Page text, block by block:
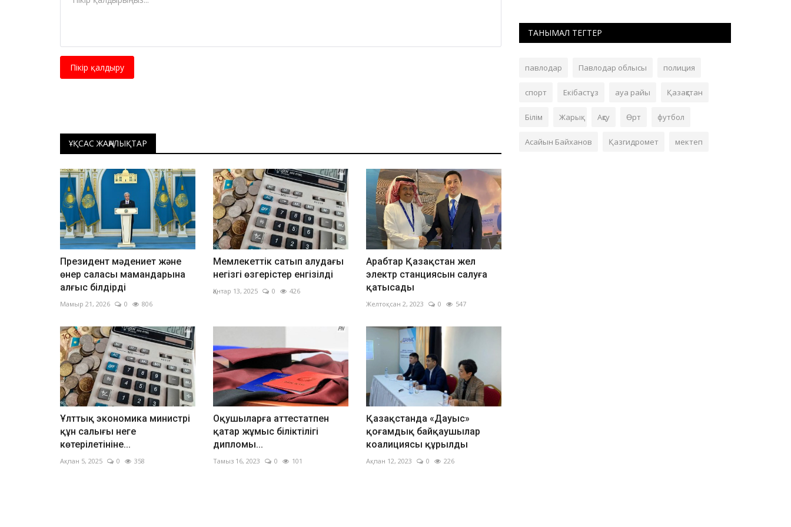
Пікір қалдыру
ҰҚСАС ЖАҢАЛЫҚТАР
Президент мәдениет және
өнер саласы мамандарына
алғыс білдірді
Мамыр 21, 2026 0 806
Мемлекеттік сатып алудағы
негізгі өзгерістер енгізілді
Қантар 13, 2025 0 426
Арабтар Қазақстан жел
электр станциясын салуға
қатысады
Желтоқсан 2, 2023 0 547
Ұлттық экономика министрі
құн салығы неге
көтерілетініне...
Ақпан 5, 2025 0 358
Оқушыларға аттестатпен
қатар жұмыс біліктілігі
дипломы...
Тамыз 16, 2023 0 101
Қазақстанда «Дауыс»
қоғамдық байқаушылар
коалициясы құрылды
Ақпан 12, 2023 0 226
ТАНЫМАЛ ТЕГТЕР
павлодар Павлодар облысы полиция
спорт Екібастұз ауа райы Қазақстан
Білім Жарық Ақсу Өрт футбол
Асайын Байханов Қазгидромет мектеп